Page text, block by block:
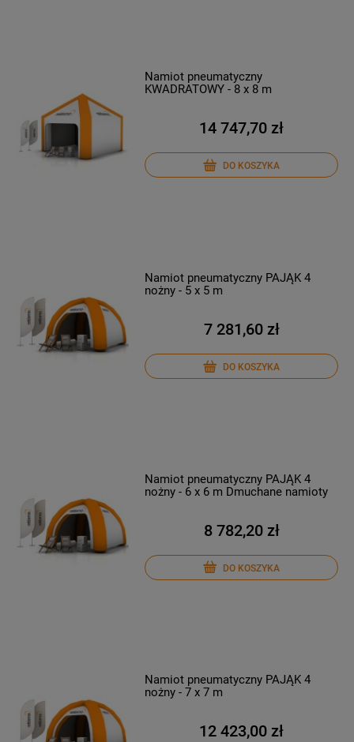
Namiot pneumatyczny
KWADRATOWY - 8 x 8 m
14 747,70 zł
DO KOSZYKA
Namiot pneumatyczny PAJĄK 4
nożny - 5 x 5 m
7 281,60 zł
DO KOSZYKA
Namiot pneumatyczny PAJĄK 4
nożny - 6 x 6 m Dmuchane namioty
8 782,20 zł
DO KOSZYKA
Namiot pneumatyczny PAJĄK 4
nożny - 7 x 7 m
12 423,00 zł